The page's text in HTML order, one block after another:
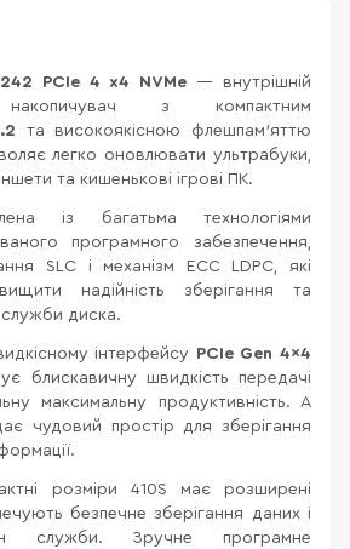
PCIe 4 x4 NVMe — внутрішній
накопичувач з компактним
та високоякісною флешпам’яттю
легко оновлювати ультрабуки,
та кишенькові ігрові ПК.
із багатьма технологіями
програмного забезпечення,
SLC і механізм ECC LDPC, які
надійність зберігання та
диска.
інтерфейсу PCIe Gen 4x4
блискавичну швидкість передачі
максимальну продуктивність. А
чудовий простір для зберігання
розміри 410S має розширені
безпечне зберігання даних і
служби. Зручне програмне